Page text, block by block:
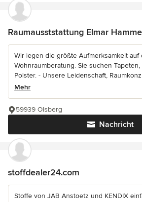
Raumausststattung Elmar
Wir legen die größte Aufmerksamkeit auf
Wohnraumberatung. Sie suchen
Polster. - Unsere Leidenschaft,
Mehr
Nachricht
59939 Olsberg
stoffdealer24.com
Stoffe von JAB Anstoetz und KENDIX